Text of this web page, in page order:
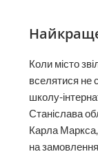
Коли місто
вселятися не
школу-
Станіслава
Карла
на